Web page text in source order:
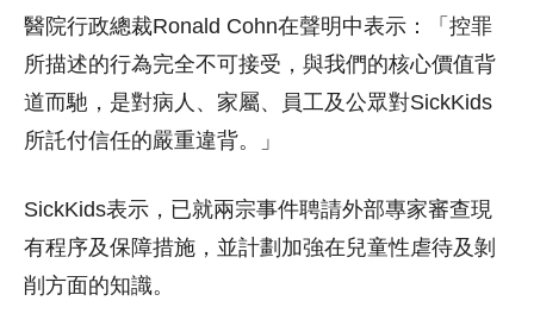
醫院行政總裁Ronald Cohn在聲明中表示：「控罪
所描述的行為完全不可接受，與我們的核心價值背
道而馳，是對病人、家屬、員工及公眾對SickKids
所託付信任的嚴重違背。」
SickKids表示，已就兩宗事件聘請外部專家審查現
有程序及保障措施，並計劃加強在兒童性虐待及剝
削方面的知識。